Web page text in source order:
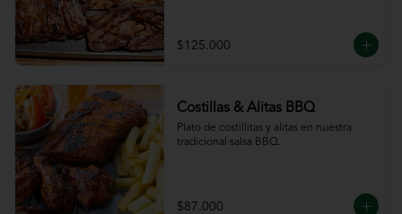
$125.000
Costillas & Alitas BBQ
Plato de costillitas y alitas en nuestra
tradicional salsa BBQ.
$87.000